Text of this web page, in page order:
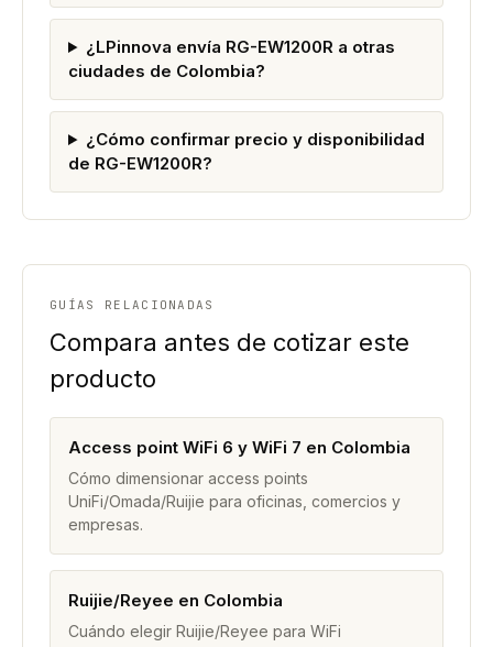
¿LPinnova envía RG-EW1200R a otras
ciudades de Colombia?
¿Cómo confirmar precio y disponibilidad
de RG-EW1200R?
GUÍAS RELACIONADAS
Compara antes de cotizar este
producto
Access point WiFi 6 y WiFi 7 en Colombia
Cómo dimensionar access points
UniFi/Omada/Ruijie para oficinas, comercios y
empresas.
Ruijie/Reyee en Colombia
Cuándo elegir Ruijie/Reyee para WiFi